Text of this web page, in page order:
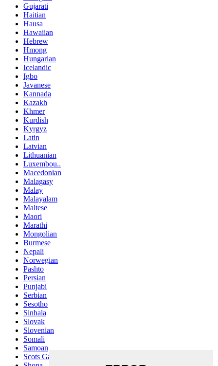
Gujarati
Haitian
Hausa
Hawaiian
Hebrew
Hmong
Hungarian
Icelandic
Igbo
Javanese
Kannada
Kazakh
Khmer
Kurdish
Kyrgyz
Latin
Latvian
Lithuanian
Luxembou..
Macedonian
Malagasy
Malay
Malayalam
Maltese
Maori
Marathi
Mongolian
Burmese
Nepali
Norwegian
Pashto
Persian
Punjabi
Serbian
Sesotho
Sinhala
Slovak
Slovenian
Somali
Samoan
Scots Gaelic